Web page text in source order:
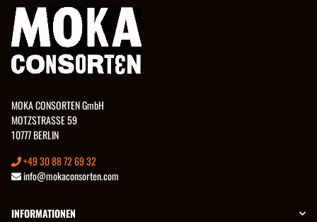
MOKA CONSORTEN GmbH
MOTZSTRASSE 59
10777 BERLIN
+49 30 88 72 69 32
info@mokaconsorten.com
INFORMATIONEN